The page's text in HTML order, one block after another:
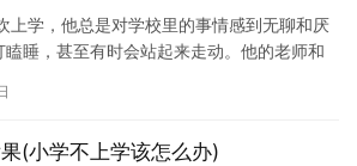
上学，他总是对学校里的事情感到无聊和厌
睡，甚至有时会站起来走动。他的老师和
(小学不上学该怎么办)